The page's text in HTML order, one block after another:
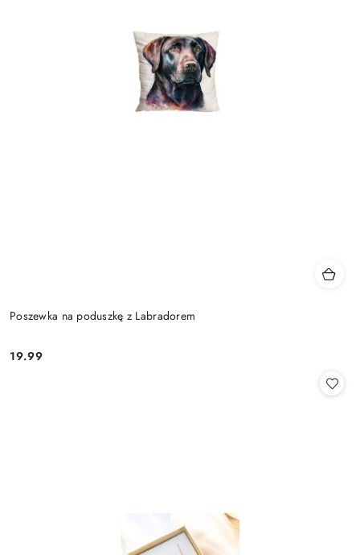
Poszewka na poduszkę z Labradorem
Cena:
19.99